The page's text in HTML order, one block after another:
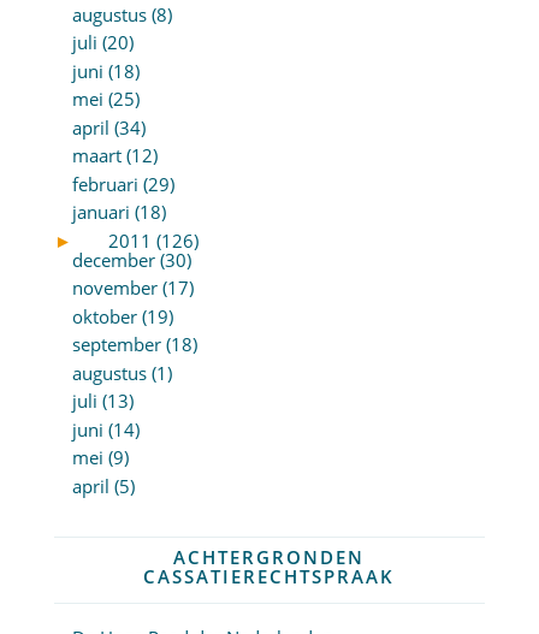
augustus (8)
juli (20)
juni (18)
mei (25)
april (34)
maart (12)
februari (29)
januari (18)
►
2011 (126)
december (30)
november (17)
oktober (19)
september (18)
augustus (1)
juli (13)
juni (14)
mei (9)
april (5)
ACHTERGRONDEN
CASSATIERECHTSPRAAK